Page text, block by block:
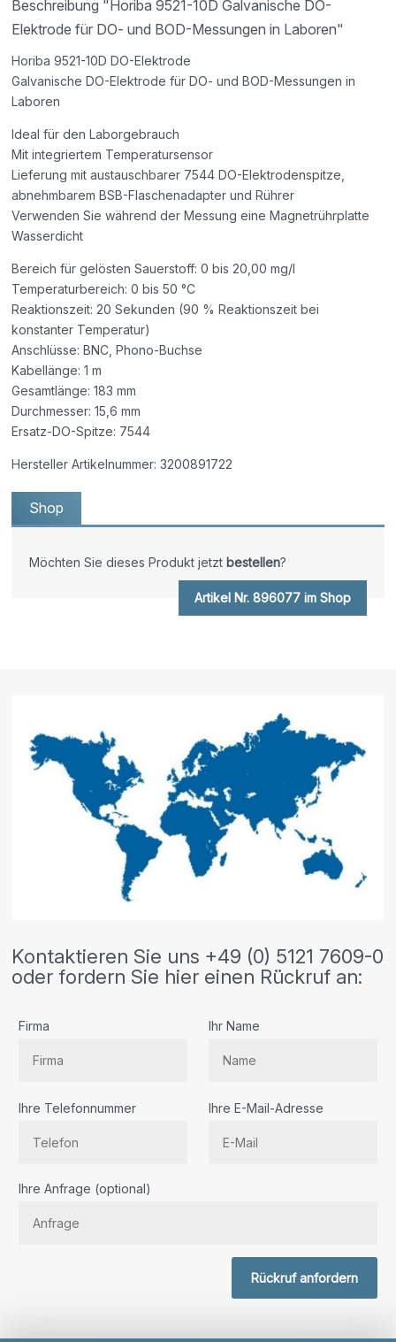
Beschreibung "Horiba 9521-10D Galvanische DO-
Elektrode für DO- und BOD-Messungen in Laboren"
Horiba 9521-10D DO-Elektrode
Galvanische DO-Elektrode für DO- und BOD-Messungen in
Laboren
Ideal für den Laborgebrauch
Mit integriertem Temperatursensor
Lieferung mit austauschbarer 7544 DO-Elektrodenspitze,
abnehmbarem BSB-Flaschenadapter und Rührer
Verwenden Sie während der Messung eine Magnetrührplatte
Wasserdicht
Bereich für gelösten Sauerstoff: 0 bis 20,00 mg/l
Temperaturbereich: 0 bis 50 °C
Reaktionszeit: 20 Sekunden (90 % Reaktionszeit bei
konstanter Temperatur)
Anschlüsse: BNC, Phono-Buchse
Kabellänge: 1 m
Gesamtlänge: 183 mm
Durchmesser: 15,6 mm
Ersatz-DO-Spitze: 7544
Hersteller Artikelnummer: 3200891722
Shop
Möchten Sie dieses Produkt jetzt bestellen?
Artikel Nr. 896077 im Shop
Kontaktieren Sie uns +49 (0) 5121 7609-0
oder fordern Sie hier einen Rückruf an:
Firma Ihr Name
Ihre Telefonnummer Ihre E-Mail-Adresse
Ihre Anfrage (optional)
Rückruf anfordern